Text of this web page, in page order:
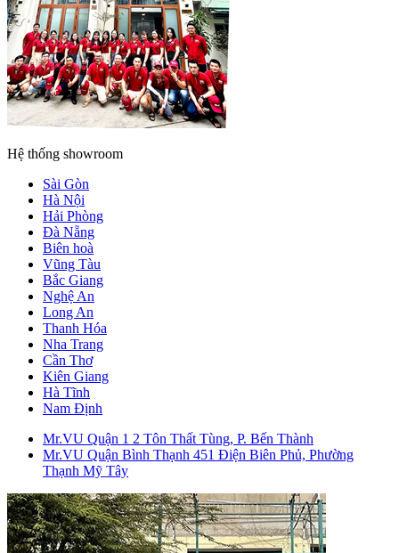
Hệ thống showroom
Sài Gòn
Hà Nội
Hải Phòng
Đà Nẵng
Biên hoà
Vũng Tàu
Bắc Giang
Nghệ An
Long An
Thanh Hóa
Nha Trang
Cần Thơ
Kiên Giang
Hà Tĩnh
Nam Định
Mr.VU Quận 1 2 Tôn Thất Tùng, P. Bến Thành
Mr.VU Quận Bình Thạnh 451 Điện Biên Phủ, Phường
Thạnh Mỹ Tây